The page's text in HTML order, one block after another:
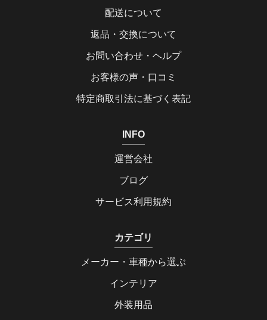
配送について
返品・交換について
お問い合わせ・ヘルプ
お客様の声・口コミ
特定商取引法に基づく表記
INFO
運営会社
ブログ
サービス利用規約
カテゴリ
メーカー・車種から選ぶ
インテリア
外装用品